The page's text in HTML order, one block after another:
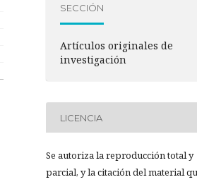
SECCIÓN
Artículos originales de
investigación
LICENCIA
Se autoriza la reproducción total y
parcial, y la citación del material